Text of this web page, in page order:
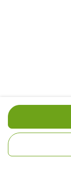
Handige
Blik met